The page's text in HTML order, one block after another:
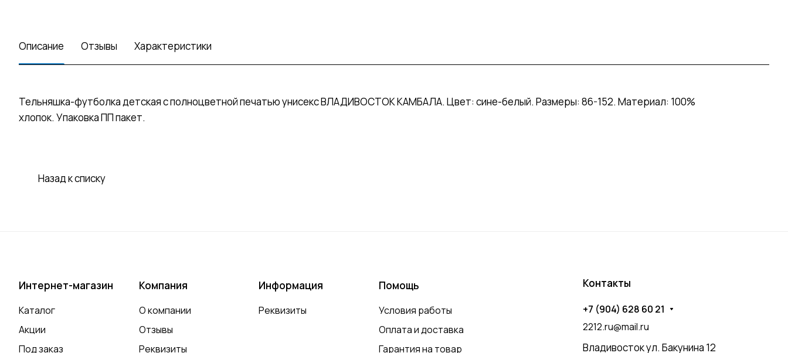
Описание Отзывы Характеристики
Тельняшка-футболка детская с полноцветной печатью унисекс ВЛАДИВОСТОК КАМБАЛА. Цвет: сине-белый. Размеры: 86-152. Материал: 100%
хлопок. Упаковка ПП пакет.
Назад к списку
Интернет-магазин
Каталог
Акции
Под заказ
Компания
О компании
Отзывы
Реквизиты
Информация
Реквизиты
Помощь
Условия работы
Оплата и доставка
Гарантия на товар
Контакты
+7 (904) 628 60 21
2212.ru@mail.ru
Владивосток ул. Бакунина 12